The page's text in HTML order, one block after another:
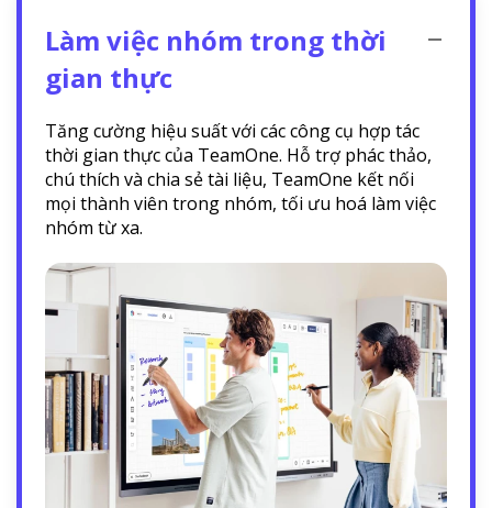
Làm việc nhóm trong thời
gian thực
Tăng cường hiệu suất với các công cụ hợp tác
thời gian thực của TeamOne. Hỗ trợ phác thảo,
chú thích và chia sẻ tài liệu, TeamOne kết nối
mọi thành viên trong nhóm, tối ưu hoá làm việc
nhóm từ xa.